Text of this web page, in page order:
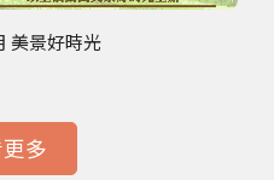
美景好時光
多